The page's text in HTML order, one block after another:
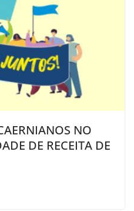
NO
DE RECEITA DE